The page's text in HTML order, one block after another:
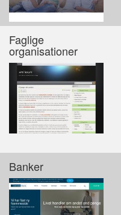
Faglige
organisationer
Banker